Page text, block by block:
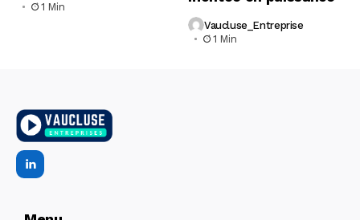
1 Min
Vaucluse_Entreprise
1 Min